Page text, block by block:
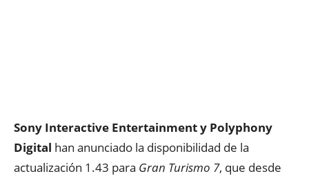
Sony Interactive Entertainment y Polyphony
Digital han anunciado la disponibilidad de la
actualización 1.43 para Gran Turismo 7, que desde